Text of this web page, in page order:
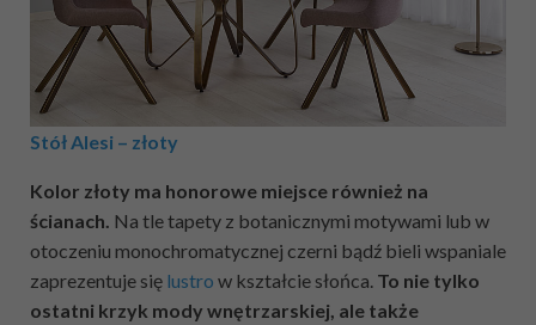
Stół Alesi – złoty
Kolor złoty ma honorowe miejsce również na
ścianach. Na tle tapety z botanicznymi motywami lub w
otoczeniu monochromatycznej czerni bądź bieli wspaniale
zaprezentuje się lustro w kształcie słońca. To nie tylko
ostatni krzyk mody wnętrzarskiej, ale także